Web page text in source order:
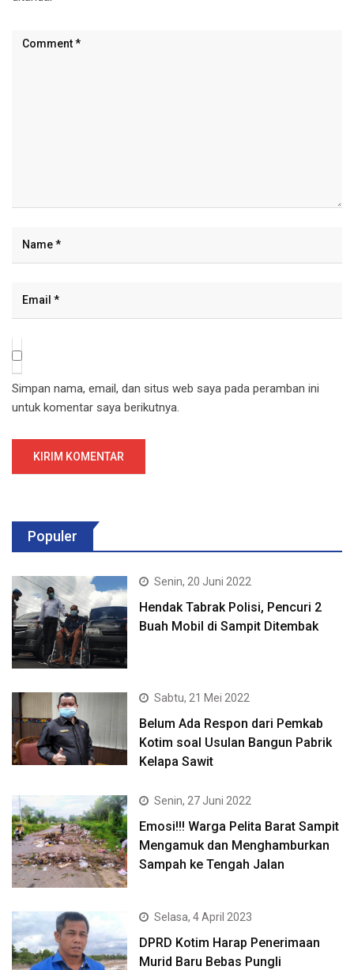
Simpan nama, email, dan situs web saya pada peramban ini
untuk komentar saya berikutnya.
Populer
Senin, 20 Juni 2022
Hendak Tabrak Polisi, Pencuri 2
Buah Mobil di Sampit Ditembak
Sabtu, 21 Mei 2022
Belum Ada Respon dari Pemkab
Kotim soal Usulan Bangun Pabrik
Kelapa Sawit
Senin, 27 Juni 2022
Emosi!!! Warga Pelita Barat Sampit
Mengamuk dan Menghamburkan
Sampah ke Tengah Jalan
Selasa, 4 April 2023
DPRD Kotim Harap Penerimaan
Murid Baru Bebas Pungli